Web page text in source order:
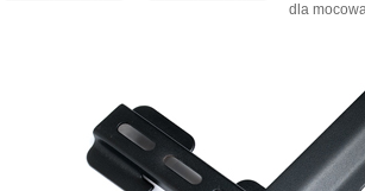
dla